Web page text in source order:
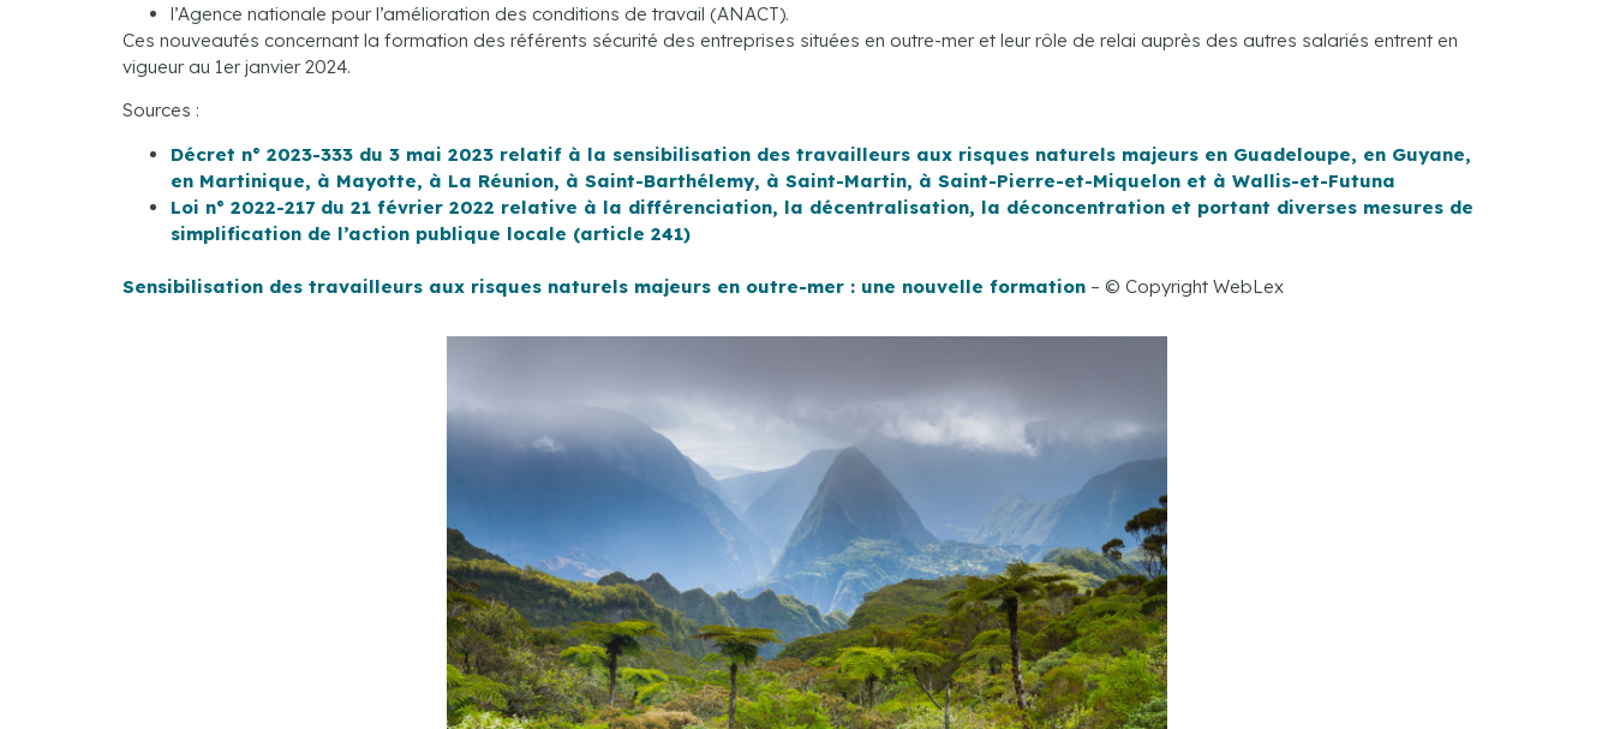
l’Agence nationale pour l’amélioration des conditions de travail (ANACT).
Ces nouveautés concernant la formation des référents sécurité des entreprises situées en outre-mer et leur rôle de relai auprès des autres salariés entrent en
vigueur au 1er janvier 2024.
Sources :
Décret n° 2023-333 du 3 mai 2023 relatif à la sensibilisation des travailleurs aux risques naturels majeurs en Guadeloupe, en Guyane,
en Martinique, à Mayotte, à La Réunion, à Saint-Barthélemy, à Saint-Martin, à Saint-Pierre-et-Miquelon et à Wallis-et-Futuna
Loi n° 2022-217 du 21 février 2022 relative à la différenciation, la décentralisation, la déconcentration et portant diverses mesures de
simplification de l’action publique locale (article 241)
Sensibilisation des travailleurs aux risques naturels majeurs en outre-mer : une nouvelle formation – © Copyright WebLex